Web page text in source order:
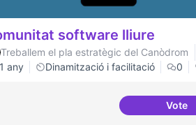
software lliure
Treballem el pla estratègic del Canòdrom
1 any
Dinamització i facilitació 0
Vote